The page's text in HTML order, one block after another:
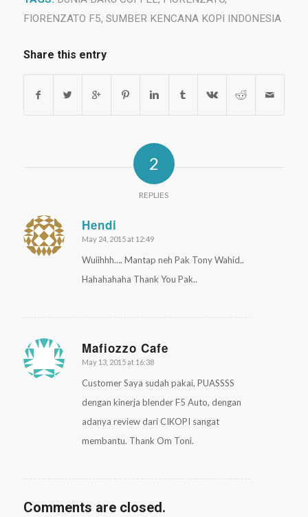
FIORENZATO F5, SUMBER KENCANA KOPI INDONESIA
Share this entry
2
REPLIES
Hendi
says:
May 24, 2015 at 12:49
Wuiihhh…. Mantap neh Pak Tony Wahid..
Hahahahaha Thank You Pak..
Mafiozzo Cafe
says:
May 13, 2015 at 16:38
Customer Saya sudah pakai, PUASSSS
dengan kinerja blender F5 Auto, dengan
adanya review dari CIKOPI sangat
membantu. Thank Om Toni.
Comments are closed.